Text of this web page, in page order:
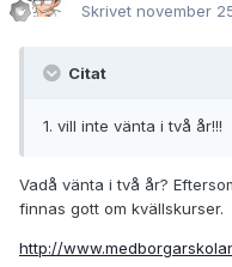
Skrivet november
Citat
1. vill inte vänta i två år!!!
Vadå vänta i två år?
finnas gott om kvällskurser.
http://